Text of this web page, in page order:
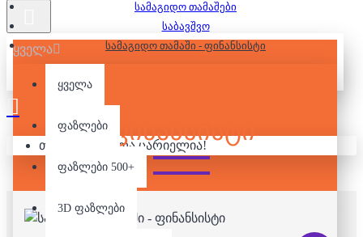
ყველა
ყველა
ფაზლები
ფაზლები 500+
3D ფაზლები
თქვენი კალათა ცარიელია!
სამაგიდო თამაშები
საბავშვო
სამაგიდო თამაში - ფინანსისტი
ᲡᲐᲛᲐᲒᲘᲓᲝ ᲗᲐᲛᲐᲨᲘ -
ᲤᲘᲜᲐᲜᲡᲘᲡᲢᲘ